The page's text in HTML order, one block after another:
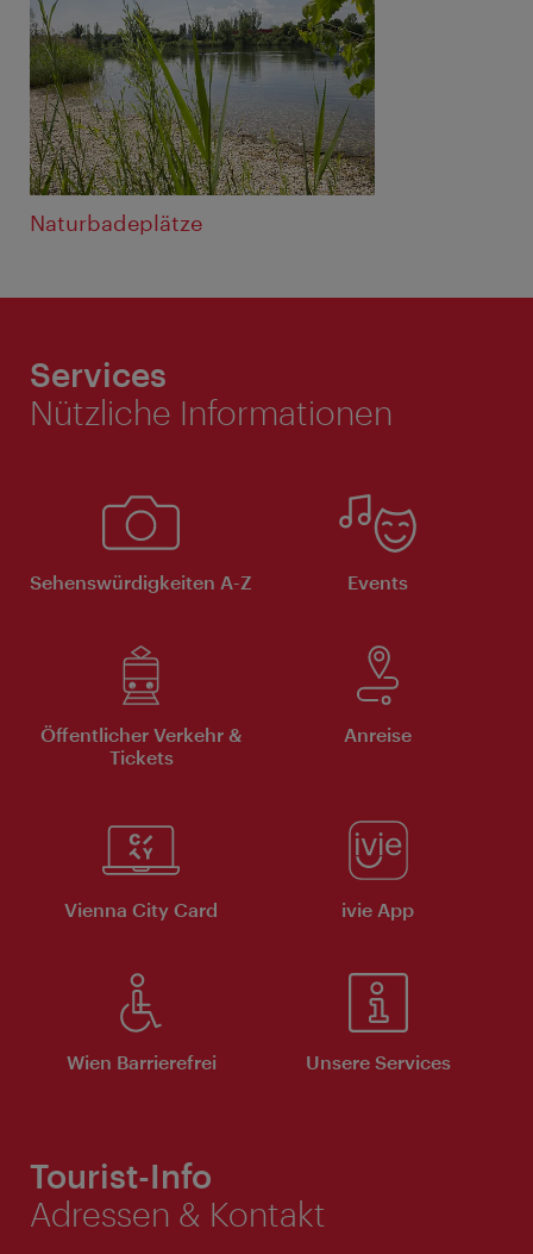
Naturbadeplätze
Services
Nützliche Informationen
Sehenswürdigkeiten A-Z Events
Öffentlicher Verkehr &
Tickets
Anreise
Vienna City Card ivie App
Wien Barrierefrei Unsere Services
Tourist-Info
Adressen & Kontakt